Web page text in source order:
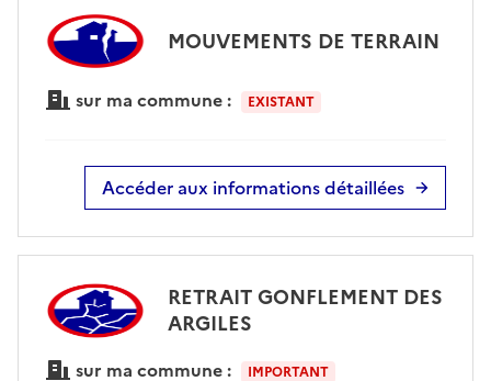
MOUVEMENTS DE TERRAIN
sur ma commune : EXISTANT
Accéder aux informations détaillées
RETRAIT GONFLEMENT DES
ARGILES
sur ma commune : IMPORTANT